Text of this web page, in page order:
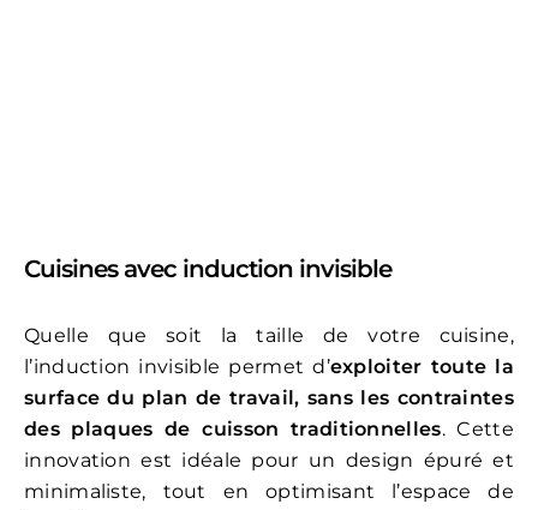
Cuisines avec induction invisible
Quelle que soit la taille de votre cuisine,
l’induction invisible permet d’exploiter toute la
surface du plan de travail, sans les contraintes
des plaques de cuisson traditionnelles. Cette
innovation est idéale pour un design épuré et
minimaliste, tout en optimisant l’espace de